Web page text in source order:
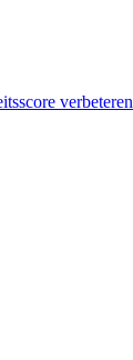
verbeteren